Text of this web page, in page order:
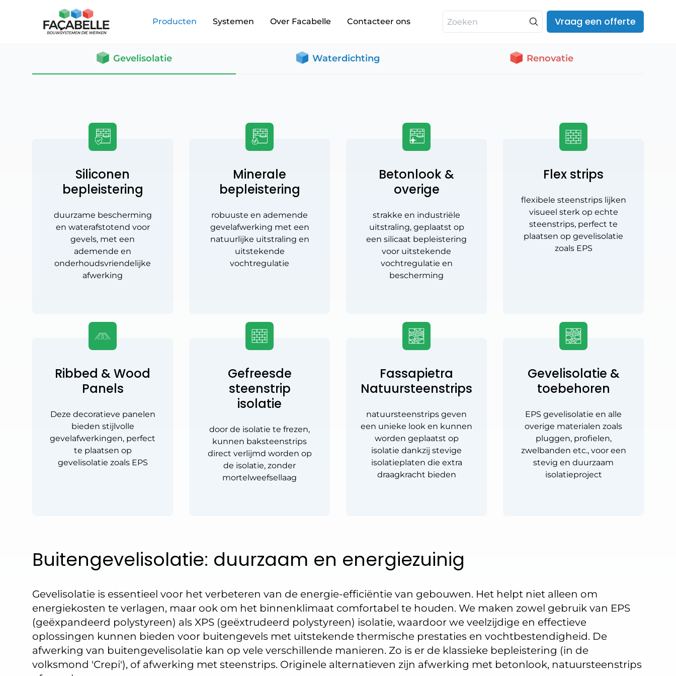
Producten Systemen Over Facabelle Contacteer ons Vraag een offerte
Gevelisolatie Waterdichting Renovatie
Siliconen
bepleistering
duurzame bescherming
en waterafstotend voor
gevels, met een
ademende en
onderhoudsvriendelijke
afwerking
Minerale
bepleistering
robuuste en ademende
gevelafwerking met een
natuurlijke uitstraling en
uitstekende
vochtregulatie
Betonlook &
overige
strakke en industriële
uitstraling, geplaatst op
een silicaat bepleistering
voor uitstekende
vochtregulatie en
bescherming
Flex strips
flexibele steenstrips lijken
visueel sterk op echte
steenstrips, perfect te
plaatsen op gevelisolatie
zoals EPS
Ribbed & Wood
Panels
Deze decoratieve panelen
bieden stijlvolle
gevelafwerkingen, perfect
te plaatsen op
gevelisolatie zoals EPS
Gefreesde
steenstrip
isolatie
door de isolatie te frezen,
kunnen baksteenstrips
direct verlijmd worden op
de isolatie, zonder
mortelweefsellaag
Fassapietra
Natuursteenstrips
natuursteenstrips geven
een unieke look en kunnen
worden geplaatst op
isolatie dankzij stevige
isolatieplaten die extra
draagkracht bieden
Gevelisolatie &
toebehoren
EPS gevelisolatie en alle
overige materialen zoals
pluggen, profielen,
zwelbanden etc., voor een
stevig en duurzaam
isolatieproject
Buitengevelisolatie: duurzaam en energiezuinig
Gevelisolatie is essentieel voor het verbeteren van de energie-efficiëntie van gebouwen. Het helpt niet alleen om
energiekosten te verlagen, maar ook om het binnenklimaat comfortabel te houden. We maken zowel gebruik van EPS
(geëxpandeerd polystyreen) als XPS (geëxtrudeerd polystyreen) isolatie, waardoor we veelzijdige en effectieve
oplossingen kunnen bieden voor buitengevels met uitstekende thermische prestaties en vochtbestendigheid. De
afwerking van buitengevelisolatie kan op vele verschillende manieren. Zo is er de klassieke bepleistering (in de
volksmond 'Crepi'), of afwerking met steenstrips. Originele alternatieven zijn afwerking met betonlook, natuursteenstrips